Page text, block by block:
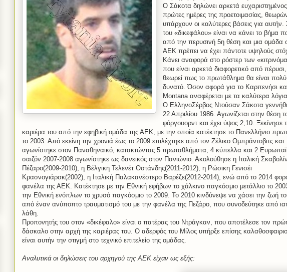
Ο Σάκοτα δηλώνει αρκετά
πρώτες ημέρες της προετοιμασίας,
υπάρχουν οι καλύτερες βάσεις για αυτήν.
του «δικεφάλου» είναι να κάνει το βήμα
από την περυσινή 5η θέση και μια ομάδα
ΑΕΚ πρέπει να έχει πάντοτε υψηλούς
Κάνει αναφορά στο ρόστερ των
που είναι αρκετά διαφορετικό από
θεωρεί πως το πρωτάθλημα θα είναι
δυνατό. Όσον αφορά για το Καρπενήσι
Montanaαναφέρεται με τα καλύτερα
Ο ΕλληνοΣέρβος Ντούσαν Σάκοτα
22 Απριλίου 1986. Αγωνίζεται στην θέση
φόργουορντ και έχει ύψος 2,10. Ξεκίνησε
καριέρα του από την εφηβική ομάδα της ΑΕΚ, με την οποία κατέκτησε το Πανελλήνιο
το 2003. Από εκείνη την χρονιά έως το 2009 επιλέχτηκε από τον Ζέλικο Ομπράντοβιτς και
αγωνίστηκε στον Παναθηναικό, κατακτώντας 5 πρωταθλήματα, 4 κύπελλα και 2
σαιζόν 2007-2008 αγωνίστηκε ως δανεικός στον Πανιώνιο. Ακολούθησε η Ιταλική
Πέζαρο(2009-2010), η Βέλγικη Τελενέτ Οστάνδης(2011-2012), η Ρώσικη Γενισέι
Κρασνογιάρσκ(2002), η Ιταλική Παλακανέστερο Βαρέζε(2012-2014), ενώ από το 2014
φανέλα της ΑΕΚ. Κατέκτησε με την Εθνική εφήβων το χάλκινο παγκόσμιο μετάλλιο το
την Εθνική ενόπλων το χρυσό παγκόσμιο το 2009. Το 2010 κινδύνεψε να χάσει την ζωή
από έναν ανύποπτο τραυματισμό του με την φανέλα της Πεζάρο, που συνοδεύτηκε από
λάθη.
Προπονητής του στον «δικέφαλο» είναι ο πατέρας του Ντράγκαν, που αποτέλεσε τον
δάσκαλο στην αρχή της καριέρας του. Ο αδερφός του Μίλος υπήρξε επίσης
είναι αυτήν την στιγμή στο τεχνικό επιτελείο της ομάδας.
Αναλυτικά οι δηλώσεις του αρχηγού της ΑΕΚ είχαν ως εξής: